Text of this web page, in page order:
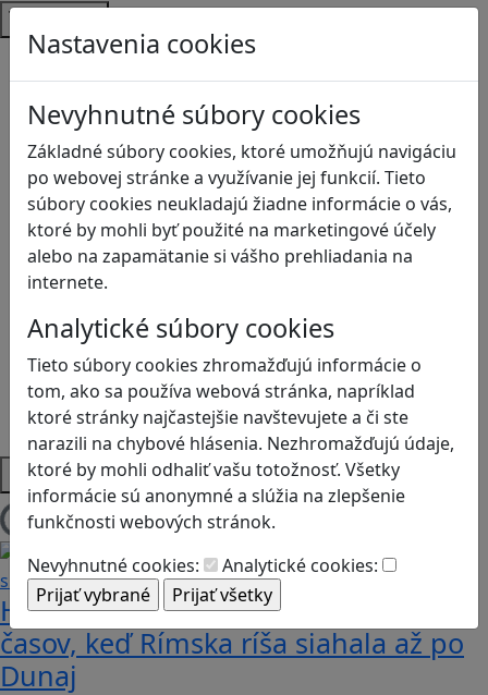
Nastavenia cookies
Nevyhnutné súbory cookies
Základné súbory cookies, ktoré umožňujú navigáciu
po webovej stránke a využívanie jej funkcií. Tieto
súbory cookies neukladajú žiadne informácie o vás,
ktoré by mohli byť použité na marketingové účely
alebo na zapamätanie si vášho prehliadania na
internete.
Analytické súbory cookies
Tieto súbory cookies zhromažďujú informácie o
tom, ako sa používa webová stránka, napríklad
ktoré stránky najčastejšie navštevujete a či ste
narazili na chybové hlásenia. Nezhromažďujú údaje,
ktoré by mohli odhaliť vašu totožnosť. Všetky
informácie sú anonymné a slúžia na zlepšenie
funkčnosti webových stránok.
Nevyhnutné cookies:
Analytické cookies:
Témy
Bezpečnosť na internete
Čítanie s porozumením
Digitálna rovnováha
Ekológia
Globálne vzdelávanie
Kreativita
Kritické myslenie
Kyberšikana
Logické myslenie
Ľudské práva a tolerancia
Motorika a koncentrácia
Programovanie/Technika
Sociálne zručnosti a kooperácia
Strategické myslenie
Zdravie a pohyb
Platformy
Načítam blogy
Heritage Quest AR: Vráťte sa do
časov, keď Rímska ríša siahala až po
Dunaj